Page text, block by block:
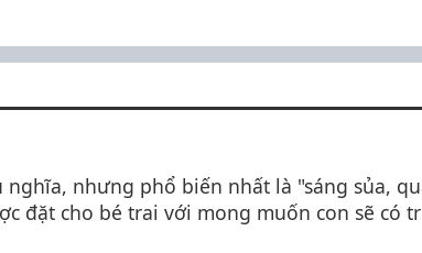
nhưng phổ biến nhất là "sáng sủa,
đặt cho bé trai với mong muốn con sẽ có